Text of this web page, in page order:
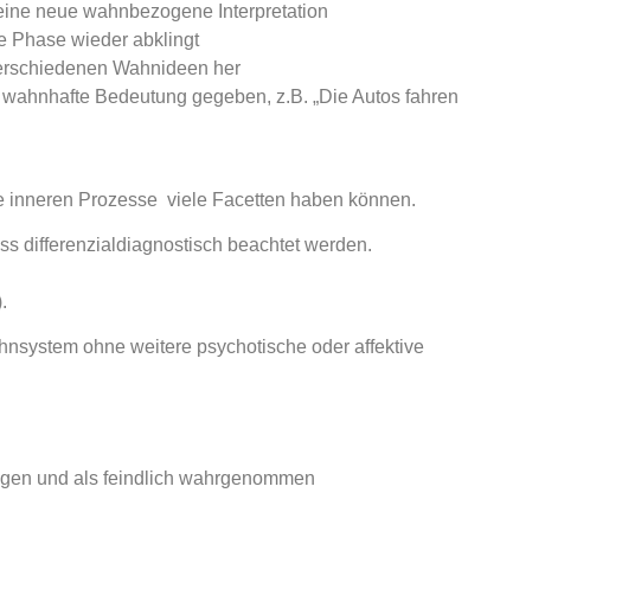
neue wahnbezogene Interpretation
Phase wieder abklingt
Wahnideen her
Bedeutung gegeben, z.B. „Die Autos fahren
Prozesse viele Facetten haben können.
differenzialdiagnostisch beachtet werden.
ohne weitere psychotische oder affektive
und als feindlich wahrgenommen